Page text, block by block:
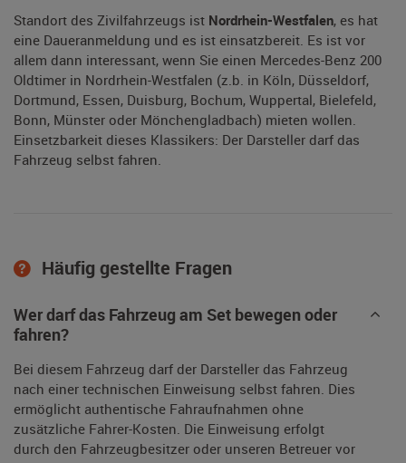
Standort des Zivilfahrzeugs ist Nordrhein-Westfalen, es hat
eine Daueranmeldung und es ist einsatzbereit. Es ist vor
allem dann interessant, wenn Sie einen Mercedes-Benz 200
Oldtimer in Nordrhein-Westfalen (z.b. in Köln, Düsseldorf,
Dortmund, Essen, Duisburg, Bochum, Wuppertal, Bielefeld,
Bonn, Münster oder Mönchengladbach) mieten wollen.
Einsetzbarkeit dieses Klassikers: Der Darsteller darf das
Fahrzeug selbst fahren.
Häufig gestellte Fragen
Wer darf das Fahrzeug am Set bewegen oder
fahren?
Bei diesem Fahrzeug darf der Darsteller das Fahrzeug
nach einer technischen Einweisung selbst fahren. Dies
ermöglicht authentische Fahraufnahmen ohne
zusätzliche Fahrer-Kosten. Die Einweisung erfolgt
durch den Fahrzeugbesitzer oder unseren Betreuer vor